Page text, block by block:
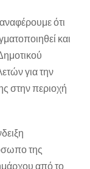
ότι
και
για την
στην περιοχή
της
από το